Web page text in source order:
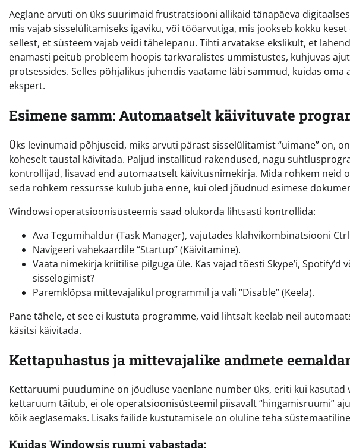
Aeglane arvuti on üks suurimaid frustratsiooni allikaid tänapäeva
mis vajab sisselülitamiseks igaviku, või tööarvutiga, mis jookseb kokku
sellest, et süsteem vajab veidi tähelepanu. Tihti arvatakse ekslikult, et
enamasti peitub probleem hoopis tarkvaralistes ummistustes, kuhjuvas
protsessides. Selles põhjalikus juhendis vaatame läbi sammud, kuidas
ekspert.
Esimene samm: Automaatselt käivituvate
Üks levinumaid põhjuseid, miks arvuti pärast sisselülitamist “uimane” on,
koheselt taustal käivitada. Paljud installitud rakendused, nagu
kontrollijad, lisavad end automaatselt käivitusnimekirja. Mida rohkem neid
seda rohkem ressursse kulub juba enne, kui oled jõudnud esimese
Windowsi operatsioonisüsteemis saad olukorda lihtsasti kontrollida:
Ava Tegumihaldur (Task Manager), vajutades klahvikombinatsiooni Ctrl
Navigeeri vahekaardile “Startup” (Käivitamine).
Vaata nimekirja kriitilise pilguga üle. Kas vajad tõesti Skype’i,
sisselogimist?
Paremklõpsa mittevajalikul programmil ja vali “Disable” (Keela).
Pane tähele, et see ei kustuta programme, vaid lihtsalt keelab neil
käsitsi käivitada.
Kettapuhastus ja mittevajalike andmete
Kettaruumi puudumine on jõudluse vaenlane number üks, eriti kui kasutad
kettaruum täitub, ei ole operatsioonisüsteemil piisavalt “hingamisruumi”
kõik aeglasemaks. Lisaks failide kustutamisele on oluline teha
Kuidas Windowsis ruumi vabastada: